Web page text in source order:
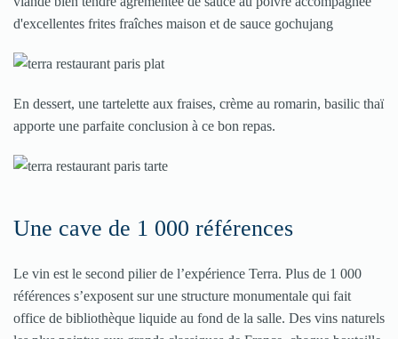
d'excellentes frites fraîches maison et de sauce gochujang
En dessert, une tartelette aux fraises, crème au romarin, basilic thaï
apporte une parfaite conclusion à ce bon repas.
Une cave de 1 000 références
Le vin est le second pilier de l’expérience Terra. Plus de 1 000
références s’exposent sur une structure monumentale qui fait
office de bibliothèque liquide au fond de la salle. Des vins naturels